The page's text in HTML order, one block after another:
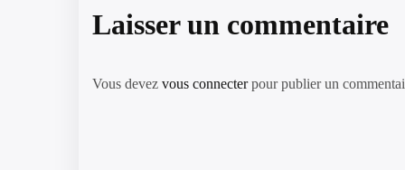
Laisser un commentaire
Vous devez vous connecterpour publier un